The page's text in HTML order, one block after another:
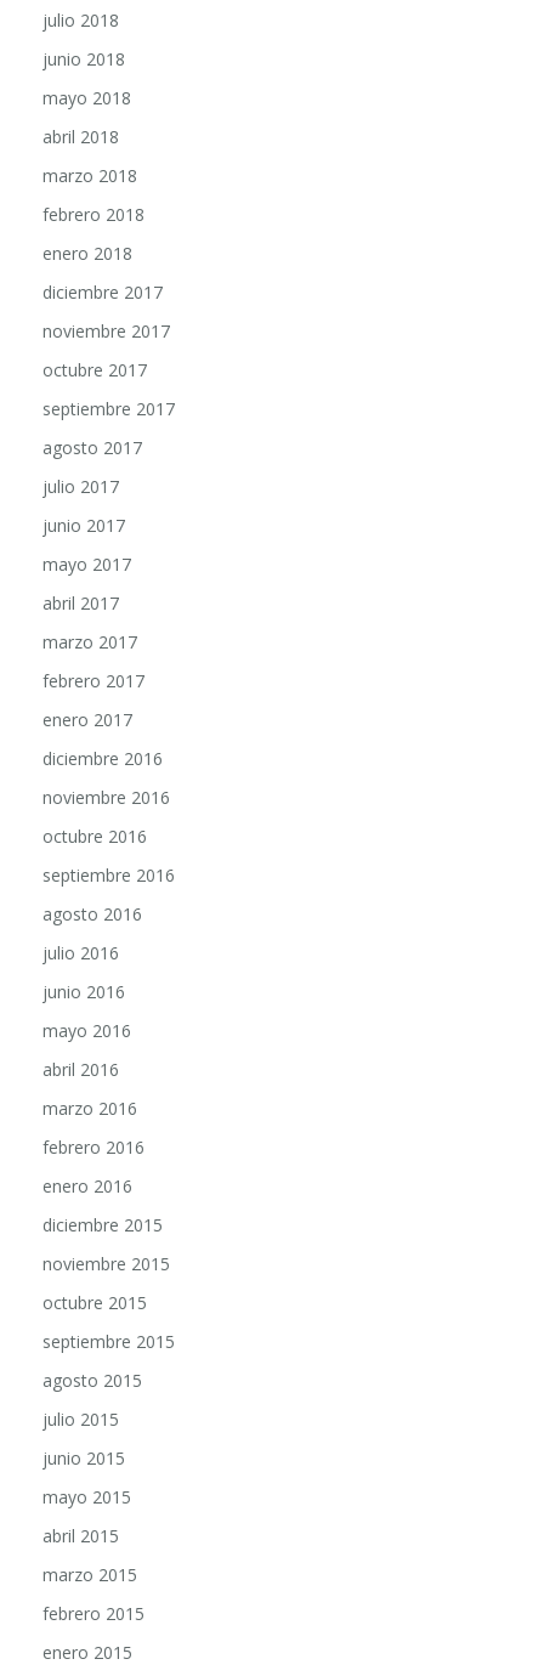
julio 2018
junio 2018
mayo 2018
abril 2018
marzo 2018
febrero 2018
enero 2018
diciembre 2017
noviembre 2017
octubre 2017
septiembre 2017
agosto 2017
julio 2017
junio 2017
mayo 2017
abril 2017
marzo 2017
febrero 2017
enero 2017
diciembre 2016
noviembre 2016
octubre 2016
septiembre 2016
agosto 2016
julio 2016
junio 2016
mayo 2016
abril 2016
marzo 2016
febrero 2016
enero 2016
diciembre 2015
noviembre 2015
octubre 2015
septiembre 2015
agosto 2015
julio 2015
junio 2015
mayo 2015
abril 2015
marzo 2015
febrero 2015
enero 2015